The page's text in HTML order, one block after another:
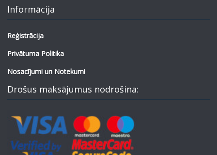
Informācija
Reģistrācija
Privātuma Politika
Nosacījumi un Notekumi
Drošus maksājumus nodrošina: